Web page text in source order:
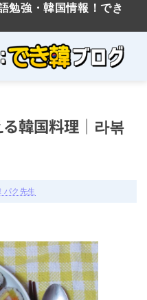
勉強・韓国情報！でき
韓国料理｜라볶
パク先生